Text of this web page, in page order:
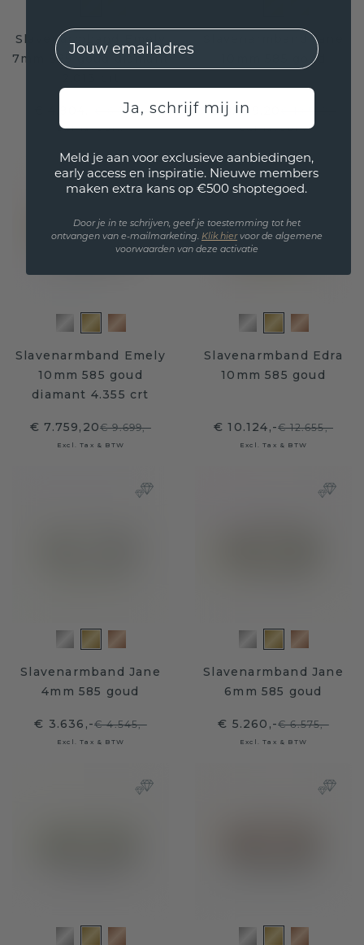
Slavenarmband Emely
7mm 585 goud diamant
€ 6.005,-
Excl. Tax & BTW
Slavenarmband Jane
10mm 585 goud
€ 8.479,20
Excl. Tax & BTW
Slavenarmband Emely
10mm 585 goud
diamant 4.355 crt
€ 7.759,20€ 9.699,-
Excl. Tax & BTW
Slavenarmband Edra
10mm 585 goud
€ 10.124,-€ 12.655,-
Excl. Tax & BTW
Slavenarmband Jane
4mm 585 goud
€ 3.636,-€ 4.545,-
Excl. Tax & BTW
Slavenarmband Jane
6mm 585 goud
€ 5.260,-€ 6.575,-
Excl. Tax & BTW
EMail
Ja, schrijf mij in
Meld je aan voor exclusieve aanbiedingen,
early access en inspiratie. Nieuwe members
maken extra kans op €500 shoptegoed.
Door je in te schrijven, geef je toestemming tot het
ontvangen van e-mailmarketing. Klik hiervoor de algemene
voorwaarden van deze activatie